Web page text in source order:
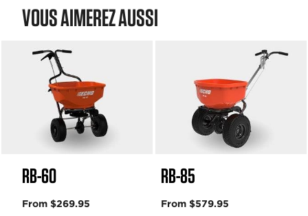
VOUS AIMEREZ AUSSI
RB-60
From $269.95
RB-85
From $579.95